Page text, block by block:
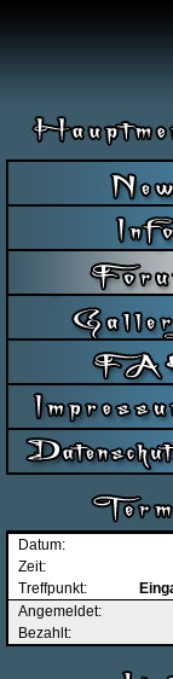
Datum:
Zeit:
Treffpunkt:
Angemeldet:
Bezahlt: